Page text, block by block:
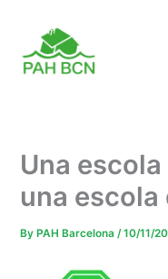
content
Una
una escola
By PAH Barcelona/10/11/